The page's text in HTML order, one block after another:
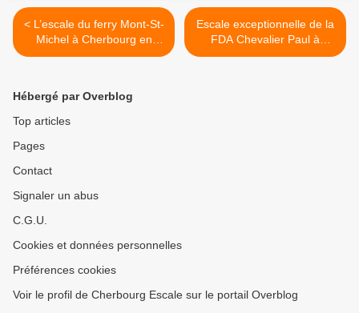
< L’escale du ferry Mont-St-
Michel à Cherbourg en
images
Escale exceptionnelle de la
FDA Chevalier Paul à
Cherbourg >
Hébergé par Overblog
Top articles
Pages
Contact
Signaler un abus
C.G.U.
Cookies et données personnelles
Préférences cookies
Voir le profil de Cherbourg Escale sur le portail Overblog